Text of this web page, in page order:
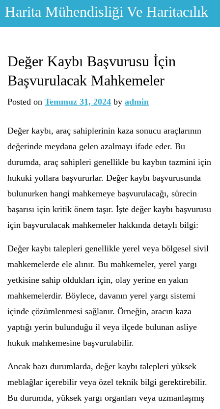
Skip
Harita Mühendisliği Ve Haritacılık
Değer Kaybı Başvurusu İçin
Başvurulacak Mahkemeler
Posted on Temmuz 31, 2024 by admin
Değer kaybı, araç sahiplerinin kaza sonucu araçlarının
değerinde meydana gelen azalmayı ifade eder. Bu
durumda, araç sahipleri genellikle bu kaybın tazmini için
hukuki yollara başvururlar. Değer kaybı başvurusunda
bulunurken hangi mahkemeye başvurulacağı, sürecin
başarısı için kritik önem taşır. İşte değer kaybı başvurusu
için başvurulacak mahkemeler hakkında detaylı bilgi:
Değer kaybı talepleri genellikle yerel veya bölgesel sivil
mahkemelerde ele alınır. Bu mahkemeler, yerel yargı
yetkisine sahip oldukları için, olay yerine en yakın
mahkemelerdir. Böylece, davanın yerel yargı sistemi
içinde çözümlenmesi sağlanır. Örneğin, aracın kaza
yaptığı yerin bulunduğu il veya ilçede bulunan asliye
hukuk mahkemesine başvurulabilir.
Ancak bazı durumlarda, değer kaybı talepleri yüksek
meblağlar içerebilir veya özel teknik bilgi gerektirebilir.
Bu durumda, yüksek yargı organları veya uzmanlaşmış